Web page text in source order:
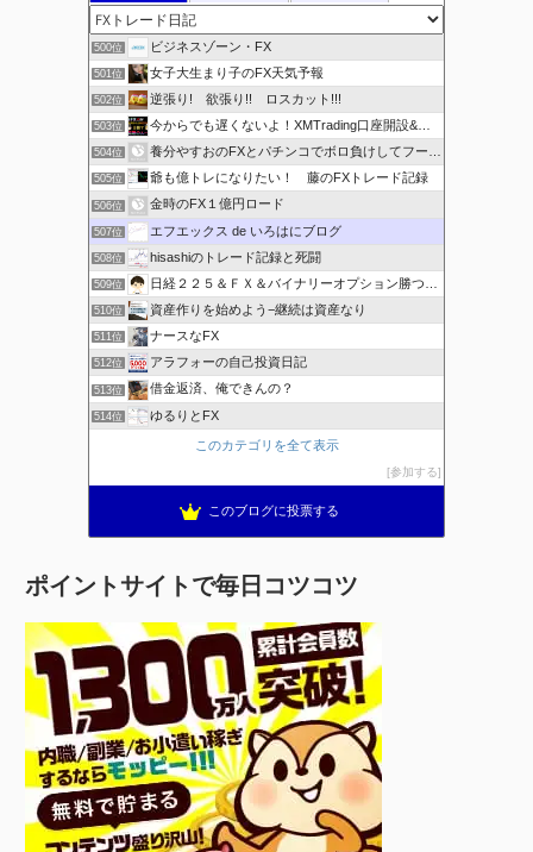
500位 ビジネスゾーン・FX
501位 女子大生まり子のFX天気予報
502位 逆張り! 欲張り!! ロスカット!!!
503位 今からでも遅くないよ！XMTrading口座開設&攻略ブログ
504位 養分やすおのFXとパチンコでボロ負けしてフーゾクへ
505位 爺も億トレになりたい！ 藤のFXトレード記録
506位 金時のFX１億円ロード
507位 エフエックス de いろはにブログ
508位 hisashiのトレード記録と死闘
509位 日経２２５＆ＦＸ＆バイナリーオプション勝つための
510位 資産作りを始めよう−継続は資産なり
511位 ナースなFX
512位 アラフォーの自己投資日記
513位 借金返済、俺できんの？
514位 ゆるりとFX
このカテゴリを全て表示
参加する
このブログに投票する
ポイントサイトで毎日コツコツ